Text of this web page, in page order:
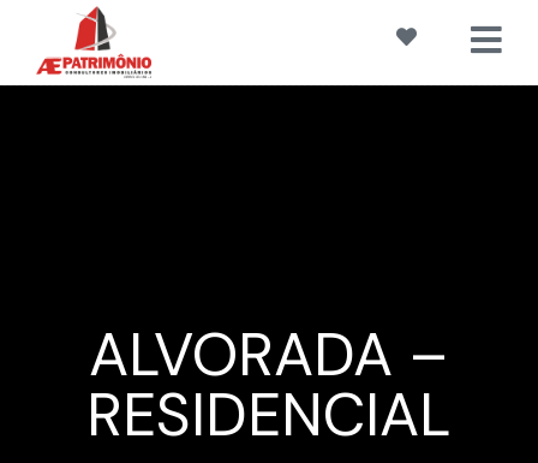
ALVORADA –
RESIDENCIAL